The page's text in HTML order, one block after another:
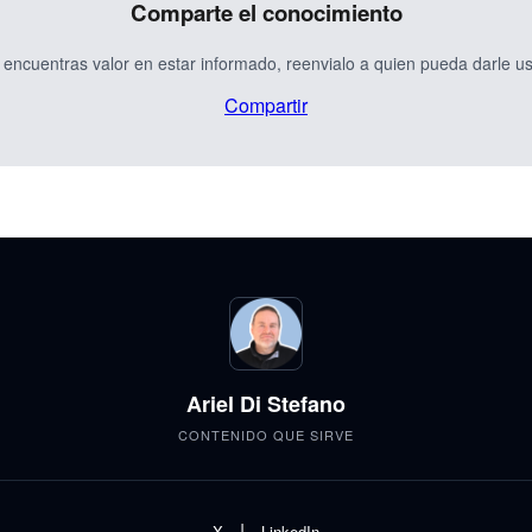
Comparte el conocimiento
encuentras valor en estar informado, reenvialo a quien pueda darle
Compartir
Ariel Di Stefano
CONTENIDO QUE SIRVE